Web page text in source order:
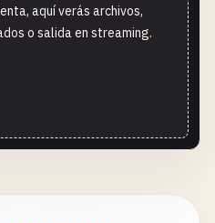
aquí verás archivos,
o salida en streaming.